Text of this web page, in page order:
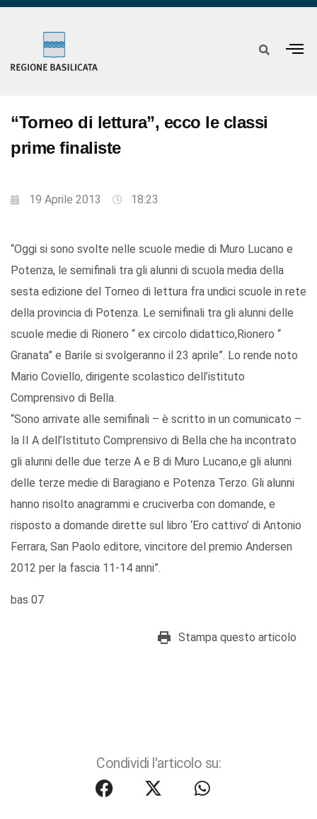
“Torneo di lettura”, ecco le classi
prime finaliste
19 Aprile 2013 18:23
“Oggi si sono svolte nelle scuole medie di Muro Lucano e
Potenza, le semifinali tra gli alunni di scuola media della
sesta edizione del Torneo di lettura fra undici scuole in rete
della provincia di Potenza. Le semifinali tra gli alunni delle
scuole medie di Rionero “ ex circolo didattico,Rionero “
Granata” e Barile si svolgeranno il 23 aprile”. Lo rende noto
Mario Coviello, dirigente scolastico dell’istituto
Comprensivo di Bella.
“Sono arrivate alle semifinali – è scritto in un comunicato –
la II A dell’Istituto Comprensivo di Bella che ha incontrato
gli alunni delle due terze A e B di Muro Lucano,e gli alunni
delle terze medie di Baragiano e Potenza Terzo. Gli alunni
hanno risolto anagrammi e cruciverba con domande, e
risposto a domande dirette sul libro ‘Ero cattivo’ di Antonio
Ferrara, San Paolo editore, vincitore del premio Andersen
2012 per la fascia 11-14 anni”.
bas 07
Stampa questo articolo
Condividi l'articolo su: